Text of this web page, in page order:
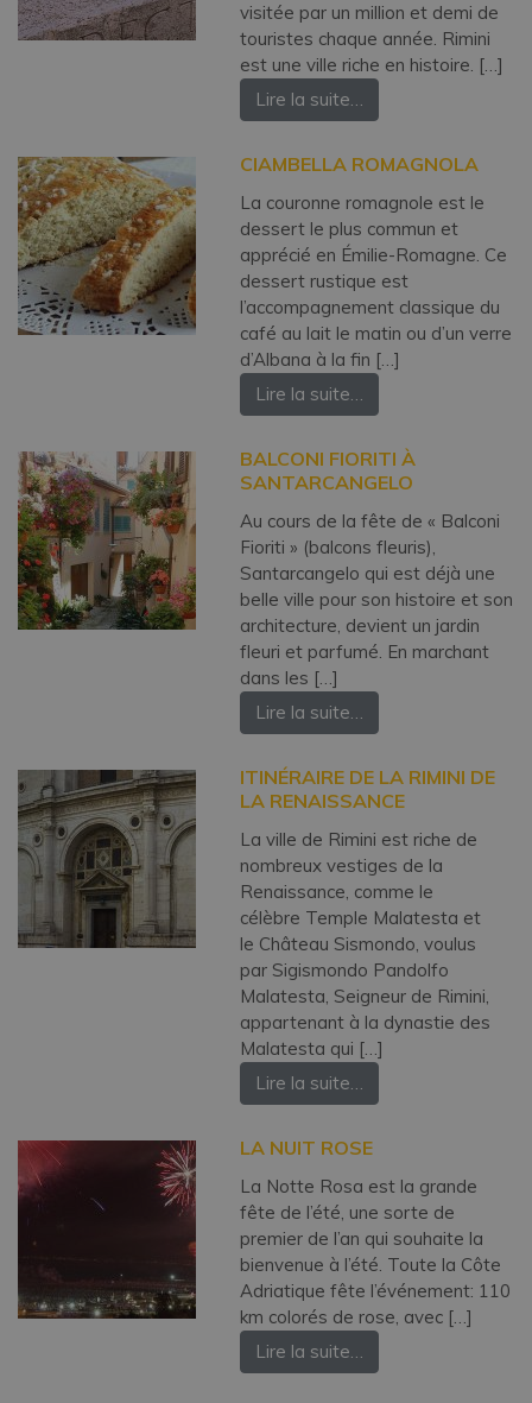
visitée par un million et demi de
touristes chaque année. Rimini
est une ville riche en histoire. […]
Lire la suite…
CIAMBELLA ROMAGNOLA
La couronne romagnole est le
dessert le plus commun et
apprécié en Émilie-Romagne. Ce
dessert rustique est
l’accompagnement classique du
café au lait le matin ou d’un verre
d’Albana à la fin […]
Lire la suite…
BALCONI FIORITI À
SANTARCANGELO
Au cours de la fête de « Balconi
Fioriti » (balcons fleuris),
Santarcangelo qui est déjà une
belle ville pour son histoire et son
architecture, devient un jardin
fleuri et parfumé. En marchant
dans les […]
Lire la suite…
ITINÉRAIRE DE LA RIMINI DE
LA RENAISSANCE
La ville de Rimini est riche de
nombreux vestiges de la
Renaissance, comme le
célèbre Temple Malatesta et
le Château Sismondo, voulus
par Sigismondo Pandolfo
Malatesta, Seigneur de Rimini,
appartenant à la dynastie des
Malatesta qui […]
Lire la suite…
LA NUIT ROSE
La Notte Rosa est la grande
fête de l’été, une sorte de
premier de l’an qui souhaite la
bienvenue à l’été. Toute la Côte
Adriatique fête l’événement: 110
km colorés de rose, avec […]
Lire la suite…